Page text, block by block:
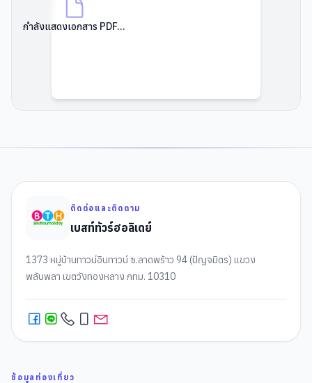
กำลังแสดงเอกสาร PDF...
ติดต่อและติดตาม
เบสท์ทัวร์ฮอลิเดย์
1373 หมู่บ้านทาวน์อินทาวน์ ซ.ลาดพร้าว 94 (ปัญจมิตร) แขวง
พลับพลา เขตวังทองหลาง กทม. 10310
ข้อมูลท่องเที่ยว